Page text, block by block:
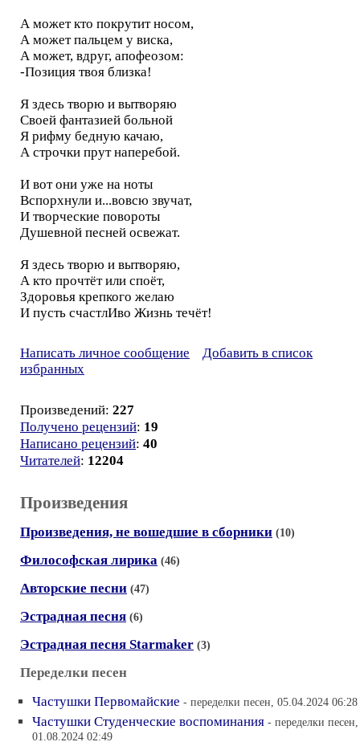
А может кто покрутит носом,
А может пальцем у виска,
А может, вдруг, апофеозом:
-Позиция твоя близка!
Я здесь творю и вытворяю
Своей фантазией больной
Я рифму бедную качаю,
А строчки прут наперебой.
И вот они уже на ноты
Вспорхнули и...вовсю звучат,
И творческие повороты
Душевной песней освежат.
Я здесь творю и вытворяю,
А кто прочтёт или споёт,
Здоровья крепкого желаю
И пусть счастлИво Жизнь течёт!
Написать личное сообщение
Добавить в список
избранных
Произведений: 227
Получено рецензий: 19
Написано рецензий: 40
Читателей: 12204
Произведения
Произведения, не вошедшие в сборники (10)
Философская лирика (46)
Авторские песни (47)
Эстрадная песня (6)
Эстрадная песня Starmaker (3)
Переделки песен
Частушки Первомайские - переделки песен, 05.04.2024 06:28
Частушки Студенческие воспоминания - переделки песен,
01.08.2024 02:49